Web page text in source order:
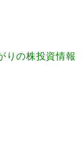
りの株投資情報